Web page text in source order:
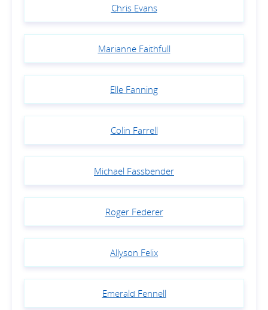
Chris Evans
Marianne Faithfull
Elle Fanning
Colin Farrell
Michael Fassbender
Roger Federer
Allyson Felix
Emerald Fennell